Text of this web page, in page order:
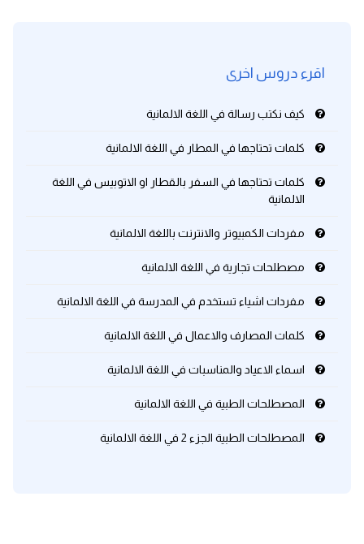
اقرء دروس اخرى
كيف نكتب رسالة في اللغة الالمانية
كلمات تحتاجها في المطار في اللغة الالمانية
كلمات تحتاجها في السفر بالقطار او الاتوبيس في اللغة
الالمانية
مفردات الكمبيوتر والانترنت باللغة الالمانية
مصطلحات تجارية في اللغة الالمانية
مفردات اشياء تستخدم في المدرسة في اللغة الالمانية
كلمات المصارف والاعمال في اللغة الالمانية
اسماء الاعياد والمناسبات في اللغة الالمانية
المصطلحات الطبية في اللغة الالمانية
المصطلحات الطبية الجزء 2 في اللغة الالمانية